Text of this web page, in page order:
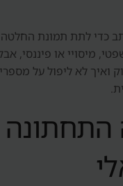
כדי לתת תמונת
מיסויי או פיננסי,
ואיך לא ליפול על